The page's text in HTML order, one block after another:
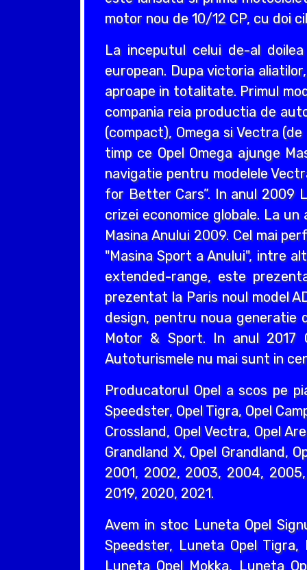
motor nou de 10/12 CP, cu doi
La inceputul celui de-al
european. Dupa victoria
aproape in totalitate. Primul
compania reia productia de
(compact), Omega si Vectra
timp ce Opel Omega ajunge
navigatie pentru modelele
for Better Cars”. In anul 2009
crizei economice globale. La
Masina Anului 2009. Cel mai
"Masina Sport a Anului", intre
extended-range, este
prezentat la Paris noul model
design, pentru noua generatie
Motor & Sport. In anul 2017
Autoturismele nu mai sunt in
Producatorul Opel a scos pe
Speedster, Opel Tigra, Opel
Crossland, Opel Vectra, Opel
Grandland X, Opel Grandland,
2001, 2002, 2003, 2004,
2019, 2020, 2021.
Avem in stoc Luneta Opel
Speedster, Luneta Opel Tigra,
Luneta Opel Mokka, Luneta